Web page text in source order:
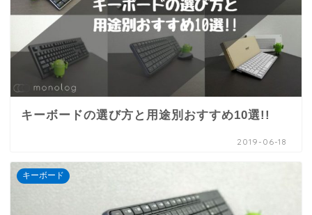
キーボードの選び方と用途別おすすめ10選!!
2019-06-18
キーボード